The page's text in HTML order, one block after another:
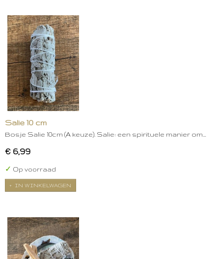
Salie 10 cm
Bosje Salie 10cm (A keuze). Salie: een spirituele manier om…
€ 6,99
✓ Op voorraad
IN WINKELWAGEN